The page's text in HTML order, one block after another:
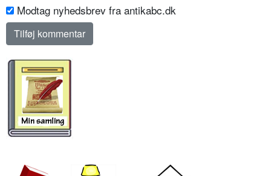
Modtag nyhedsbrev fra antikabc.dk